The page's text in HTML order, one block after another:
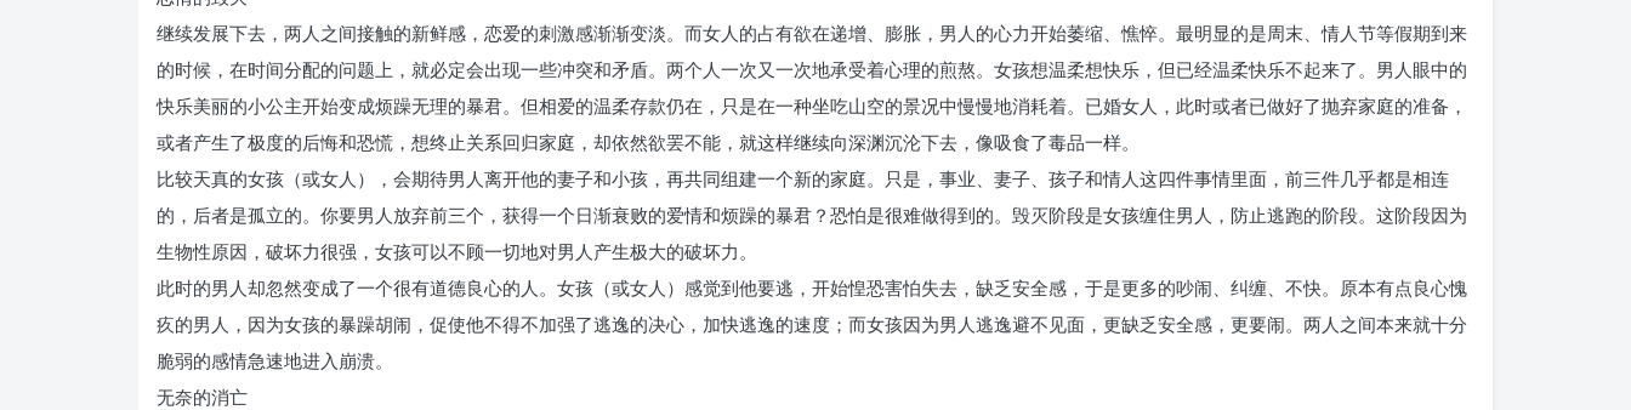
继续发展下去，两人之间接触的新鲜感，恋爱的刺激感渐渐变淡。而女人的占有欲在递增、膨胀，男人的心力开始萎缩、憔悴。最明显的是周末、情人节等假期到来
的时候，在时间分配的问题上，就必定会出现一些冲突和矛盾。两个人一次又一次地承受着心理的煎熬。女孩想温柔想快乐，但已经温柔快乐不起来了。男人眼中的
快乐美丽的小公主开始变成烦躁无理的暴君。但相爱的温柔存款仍在，只是在一种坐吃山空的景况中慢慢地消耗着。已婚女人，此时或者已做好了抛弃家庭的准备，
或者产生了极度的后悔和恐慌，想终止关系回归家庭，却依然欲罢不能，就这样继续向深渊沉沦下去，像吸食了毒品一样。
比较天真的女孩（或女人），会期待男人离开他的妻子和小孩，再共同组建一个新的家庭。只是，事业、妻子、孩子和情人这四件事情里面，前三件几乎都是相连
的，后者是孤立的。你要男人放弃前三个，获得一个日渐衰败的爱情和烦躁的暴君？恐怕是很难做得到的。毁灭阶段是女孩缠住男人，防止逃跑的阶段。这阶段因为
生物性原因，破坏力很强，女孩可以不顾一切地对男人产生极大的破坏力。
此时的男人却忽然变成了一个很有道德良心的人。女孩（或女人）感觉到他要逃，开始惶恐害怕失去，缺乏安全感，于是更多的吵闹、纠缠、不快。原本有点良心愧
疚的男人，因为女孩的暴躁胡闹，促使他不得不加强了逃逸的决心，加快逃逸的速度；而女孩因为男人逃逸避不见面，更缺乏安全感，更要闹。两人之间本来就十分
脆弱的感情急速地进入崩溃。
无奈的消亡